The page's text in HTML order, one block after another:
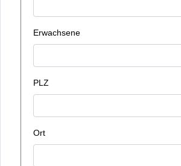
Erwachsene
PLZ
Ort